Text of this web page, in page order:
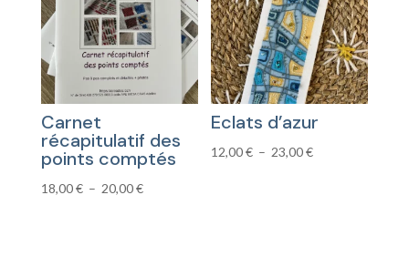
16,00 €
23,00 €
Carnet
récapitulatif des
points comptés
18,00€ – 20,00€Plage
Eclats d’azur
12,00€ – 23,00€Plage